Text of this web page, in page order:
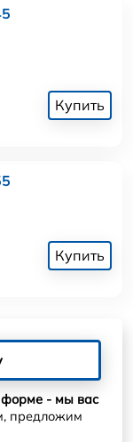
Купить
Купить
форме - мы вас
предложим